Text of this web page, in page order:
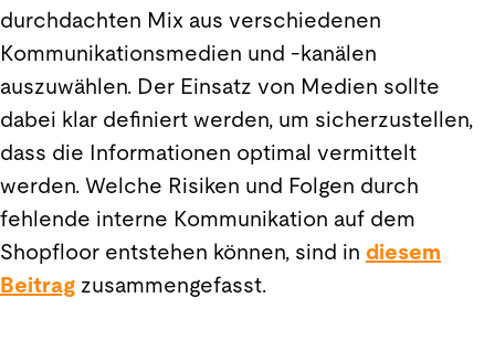
durchdachten Mix aus verschiedenen
Kommunikationsmedien und -kanälen
auszuwählen. Der Einsatz von Medien sollte
dabei klar definiert werden, um sicherzustellen,
dass die Informationen optimal vermittelt
werden. Welche Risiken und Folgen durch
fehlende interne Kommunikation auf dem
Shopfloor entstehen können, sind in diesem
Beitrag zusammengefasst.